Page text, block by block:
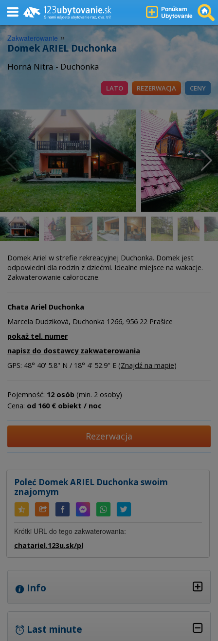
Ponúkam
Ubytovanie
Zakwaterowanie »
Domek ARIEL Duchonka
Horná Nitra - Duchonka
LATO REZERWACJA CENY
Domek Ariel w strefie rekreacyjnej Duchonka. Domek jest
odpowiedni dla rodzin z dziećmi. Idealne miejsce na wakacje.
Zakwaterowanie całoroczne.
Chata Ariel Duchonka
Marcela Dudziková, Duchonka 1266, 956 22 Prašice
pokaż tel. numer
napisz do dostawcy zakwaterowania
GPS: 48° 40' 5.8'' N / 18° 4' 52.9'' E (Znajdź na mapie)
Pojemność: 12 osób (min. 2 osoby)
Cena: od 160 € obiekt / noc
Rezerwacja
Poleć Domek ARIEL Duchonka swoim
znajomym
Krótki URL do tego zakwaterowania:
chatariel.123u.sk/pl
Info
Last minute